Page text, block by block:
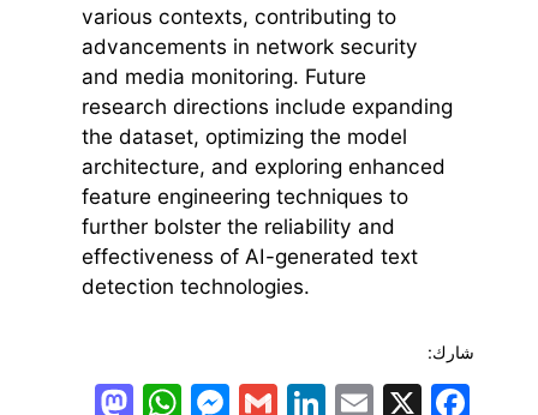
various contexts, contributing to
advancements in network security
and media monitoring. Future
research directions include expanding
the dataset, optimizing the model
architecture, and exploring enhanced
feature engineering techniques to
further bolster the reliability and
effectiveness of AI-generated text
detection technologies.
شارك:
Facebook
X
Email
LinkedIn
Gmail